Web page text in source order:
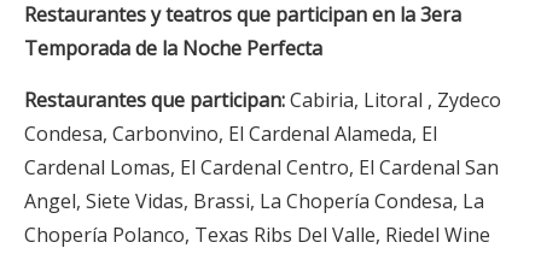
Restaurantes y teatros que participan en la 3era
Temporada de la Noche Perfecta
Restaurantes que participan:Cabiria, Litoral , Zydeco
Condesa, Carbonvino, El Cardenal Alameda, El
Cardenal Lomas, El Cardenal Centro, El Cardenal San
Angel, Siete Vidas, Brassi, La Chopería Condesa, La
Chopería Polanco, Texas Ribs Del Valle, Riedel Wine